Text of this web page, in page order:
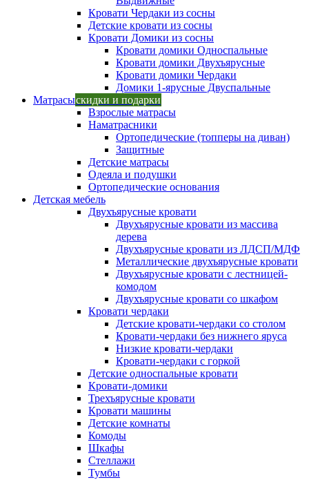
Кровати Чердаки из сосны
Детские кровати из сосны
Кровати Домики из сосны
Кровати домики Односпальные
Кровати домики Двухъярусные
Кровати домики Чердаки
Домики 1-ярусные Двуспальные
Матрасыскидки и подарки
Взрослые матрасы
Наматрасники
Ортопедические (топперы на диван)
Защитные
Детские матрасы
Одеяла и подушки
Ортопедические основания
Детская мебель
Двухъярусные кровати
Двухъярусные кровати из массива
дерева
Двухъярусные кровати из ЛДСП/МДФ
Металлические двухъярусные кровати
Двухъярусные кровати с лестницей-
комодом
Двухъярусные кровати со шкафом
Кровати чердаки
Детские кровати-чердаки со столом
Кровати-чердаки без нижнего яруса
Низкие кровати-чердаки
Кровати-чердаки с горкой
Детские односпальные кровати
Кровати-домики
Трехъярусные кровати
Кровати машины
Детские комнаты
Комоды
Шкафы
Стеллажи
Тумбы